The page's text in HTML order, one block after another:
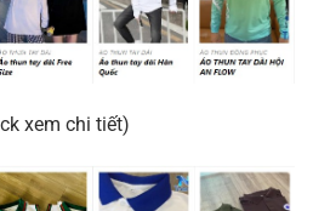
xem chi tiết)